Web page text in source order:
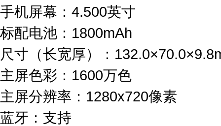
手机屏幕：4.500英寸
标配电池：1800mAh
尺寸（长宽厚）：
主屏色彩：1600万色
主屏分辨率：1280x720像素
蓝牙：支持